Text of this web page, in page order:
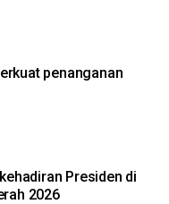
penanganan
Presiden di
2026